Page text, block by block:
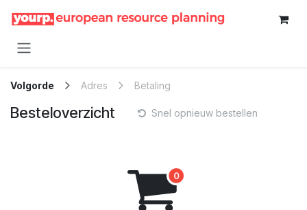
Volgorde Adres Betaling
Besteloverzicht Snel opnieuw bestellen